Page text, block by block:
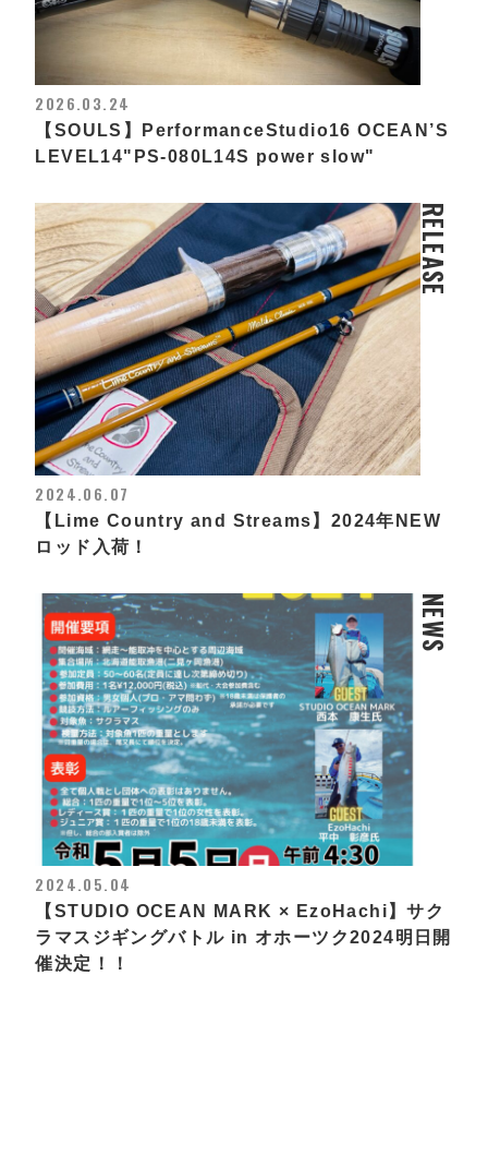
2026.03.24
【SOULS】PerformanceStudio16 OCEAN’S
LEVEL14"PS-080L14S power slow"
RELEASE
2024.06.07
【Lime Country and Streams】2024年NEW
ロッド入荷！
NEWS
2024.05.04
【STUDIO OCEAN MARK × EzoHachi】サク
ラマスジギングバトル in オホーツク2024明日開
催決定！！